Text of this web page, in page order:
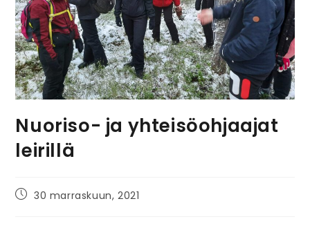
Nuoriso- ja yhteisöohjaajat
leirillä
30 marraskuun, 2021